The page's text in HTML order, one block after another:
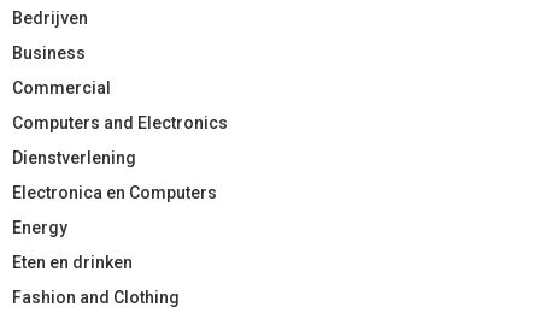
Bedrijven
Business
Commercial
Computers and Electronics
Dienstverlening
Electronica en Computers
Energy
Eten en drinken
Fashion and Clothing